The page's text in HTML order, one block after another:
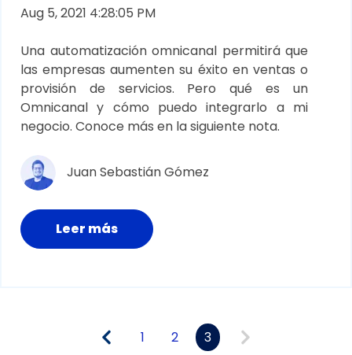
Aug 5, 2021 4:28:05 PM
Una automatización omnicanal permitirá que
las empresas aumenten su éxito en ventas o
provisión de servicios. Pero qué es un
Omnicanal y cómo puedo integrarlo a mi
negocio. Conoce más en la siguiente nota.
Juan Sebastián Gómez
Leer más
1 2 3